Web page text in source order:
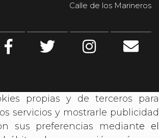
Calle de los Marineros
propias y de terceros para
servicios y mostrarle publicidad
sus preferencias mediante el